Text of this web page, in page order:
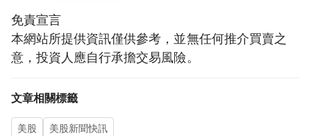
免責宣言
本網站所提供資訊僅供參考，並無任何推介買賣之
意，投資人應自行承擔交易風險。
文章相關標籤
美股 美股新聞快訊